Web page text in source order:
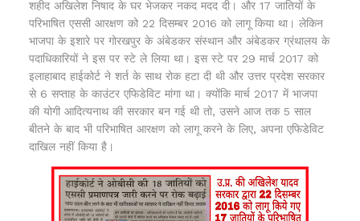
शहीद अखिलेश निषाद के घर भेजकर नकद मदद दी। और 17 जातियों के
परिभाषित एससी आरक्षण को 22 दिसम्बर 2016 को लागू किया था। लेकिन
भाजपा के इशारे पर गोरखपुर के अंबेडकर संस्थान और अंबेडकर ग्रंथालय के
पदाधिकारियों ने इस पर स्टे ले लिया था। इस स्टे पर 29 मार्च 2017 को
इलाहाबाद हाईकोर्ट ने शर्त के साथ रोक हटा दी थी और उत्तर प्रदेश सरकार
से 6 सप्ताह के काउंटर एफिडेविट मांगा था। क्योंकि मार्च 2017 में भाजपा
की योगी आदित्यनाथ की सरकार बन गई थी तो, उसने आज तक 5 साल
बीतने के बाद भी परिभाषित आरक्षण को लागू करने के लिए, अपना एफिडेविट
दाखिल नहीं किया है।